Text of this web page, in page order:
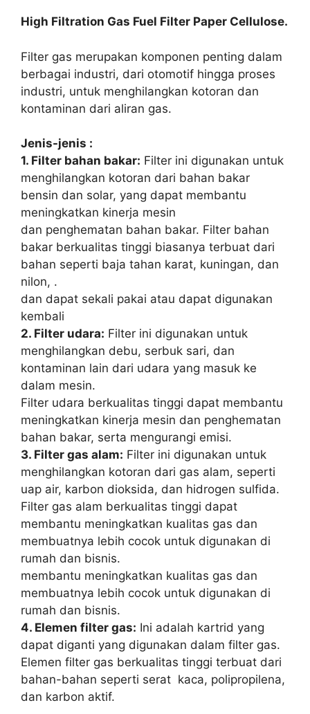
High Filtration Gas Fuel Filter Paper Cellulose.
Filter gas merupakan komponen penting dalam
berbagai industri, dari otomotif hingga proses
industri, untuk menghilangkan kotoran dan
kontaminan dari aliran gas.
Jenis-jenis :
1. Filter bahan bakar: Filter ini digunakan untuk
menghilangkan kotoran dari bahan bakar
bensin dan solar, yang dapat membantu
meningkatkan kinerja mesin
dan penghematan bahan bakar. Filter bahan
bakar berkualitas tinggi biasanya terbuat dari
bahan seperti baja tahan karat, kuningan, dan
nilon, .
dan dapat sekali pakai atau dapat digunakan
kembali
2. Filter udara: Filter ini digunakan untuk
menghilangkan debu, serbuk sari, dan
kontaminan lain dari udara yang masuk ke
dalam mesin.
Filter udara berkualitas tinggi dapat membantu
meningkatkan kinerja mesin dan penghematan
bahan bakar, serta mengurangi emisi.
3. Filter gas alam: Filter ini digunakan untuk
menghilangkan kotoran dari gas alam, seperti
uap air, karbon dioksida, dan hidrogen sulfida.
Filter gas alam berkualitas tinggi dapat
membantu meningkatkan kualitas gas dan
membuatnya lebih cocok untuk digunakan di
rumah dan bisnis.
membantu meningkatkan kualitas gas dan
membuatnya lebih cocok untuk digunakan di
rumah dan bisnis.
4. Elemen filter gas: Ini adalah kartrid yang
dapat diganti yang digunakan dalam filter gas.
Elemen filter gas berkualitas tinggi terbuat dari
bahan-bahan seperti serat kaca, polipropilena,
dan karbon aktif.